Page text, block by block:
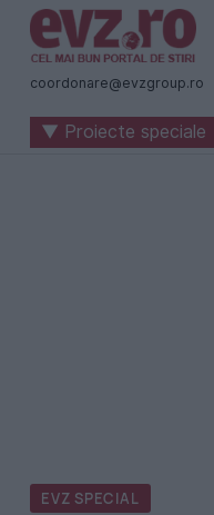
Știri
naționale
internaționale
coordonare@evzgroup.ro
▼ Proiecte speciale
EVZ SPECIAL